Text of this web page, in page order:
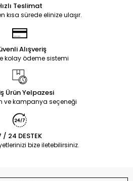
Teslimat
kısa sürede elinize ulaşır.
Alışveriş
kolay ödeme sistemi
Ürün Yelpazesi
ve kampanya seçeneği
/ 24 DESTEK
bize iletebilirsiniz.